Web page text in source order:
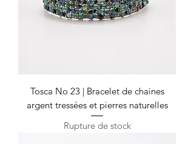
Tosca No 23 | Bracelet de chaines
argent tressées et pierres naturelles
Rupture de stock